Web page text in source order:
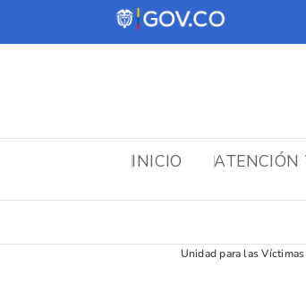
INICIO ATENCIÓN
Unidad para las Víctimas